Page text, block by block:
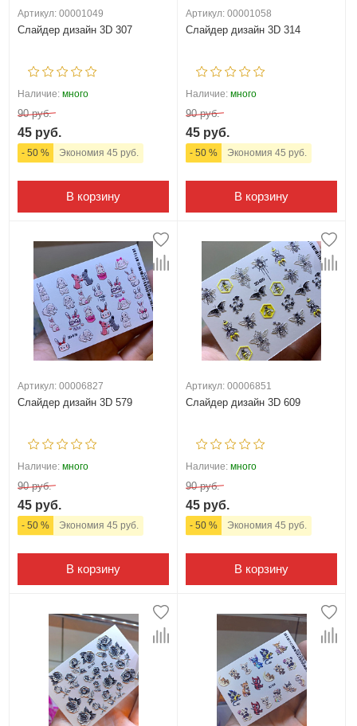
Артикул: 00001049
Слайдер дизайн 3D 307
Наличие: много
90 руб.
45 руб.
- 50 % Экономия 45 руб.
В корзину
Артикул: 00001058
Слайдер дизайн 3D 314
Наличие: много
90 руб.
45 руб.
- 50 % Экономия 45 руб.
В корзину
Артикул: 00006827
Слайдер дизайн 3D 579
Наличие: много
90 руб.
45 руб.
- 50 % Экономия 45 руб.
В корзину
Артикул: 00006851
Слайдер дизайн 3D 609
Наличие: много
90 руб.
45 руб.
- 50 % Экономия 45 руб.
В корзину